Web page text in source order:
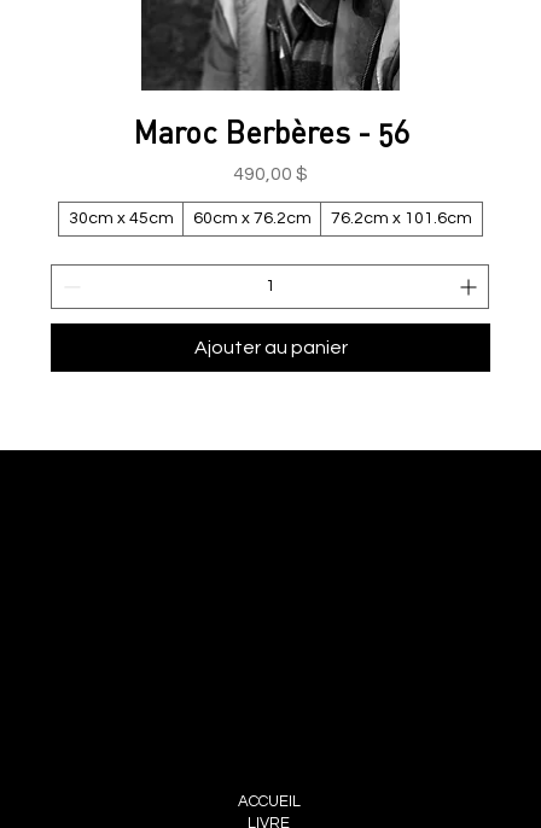
Maroc Berbères - 56
Prix
490,00 $
30cm x 45cm 60cm x 76.2cm 76.2cm x 101.6cm
Ajouter au panier
ACCUEIL
LIVRE